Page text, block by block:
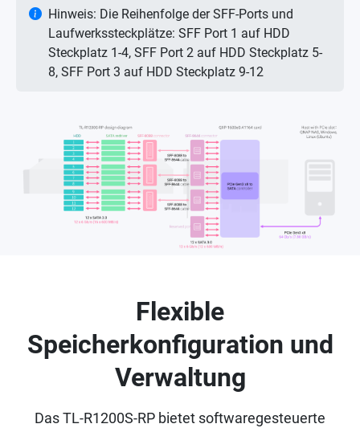
Hinweis: Die Reihenfolge der SFF-Ports und
Laufwerkssteckplätze: SFF Port 1 auf HDD
Steckplatz 1-4, SFF Port 2 auf HDD Steckplatz 5-
8, SFF Port 3 auf HDD Steckplatz 9-12
Flexible
Speicherkonfiguration und
Verwaltung
Das TL-R1200S-RP bietet softwaregesteuerte